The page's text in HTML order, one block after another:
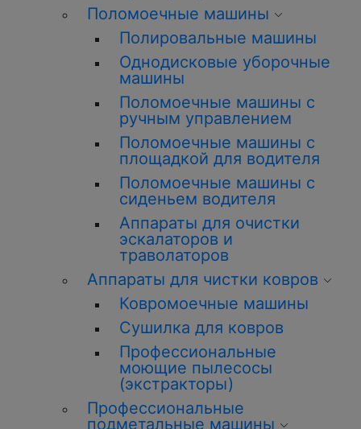
Поломоечные машины
Полировальные машины
Однодисковые уборочные
машины
Поломоечные машины с
ручным управлением
Поломоечные машины с
площадкой для водителя
Поломоечные машины с
сиденьем водителя
Аппараты для очистки
эскалаторов и
траволаторов
Аппараты для чистки ковров
Ковромоечные машины
Сушилка для ковров
Профессиональные
моющие пылесосы
(экстракторы)
Профессиональные
подметальные машины